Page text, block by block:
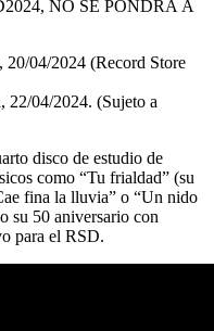
NO SE PONDRÁ A
20/04/2024 (Record Store
22/04/2024. (Sujeto a
disco de estudio de
como “Tu frialdad” (su
fina la lluvia” o “Un nido
su 50 aniversario con
para el RSD.